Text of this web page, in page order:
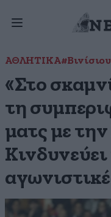
ΑΘΛΗΤΙΚΑ
«Στο
τη
ματς με